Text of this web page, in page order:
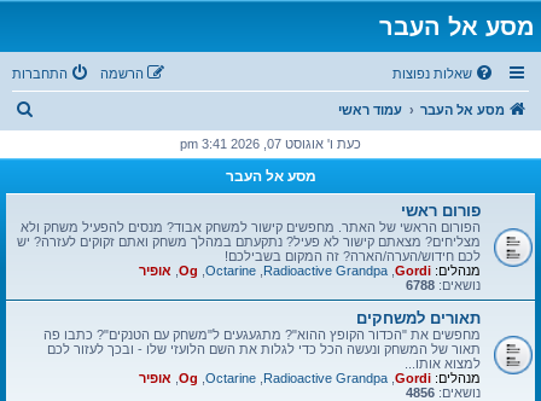
מסע אל העבר
שאלות נפוצות התחברות הרשמה
מסע אל העבר עמוד ראשי
ו
כעת ו' אוגוסט 07, 2026 3:41 pm
מסע אל העבר
פורום ראשי
הפורום הראשי של האתר. מחפשים קישור למשחק אבוד? מנסים להפעיל משחק ולא
מצליחים? מצאתם קישור לא פעיל? נתקעתם במהלך משחק ואתם זקוקים לעזרה? יש
לכם חידוש/הערה/הארה? זה המקום בשבילכם!
מנהלים: Gordi
Radioactive Grandpa
Octarine
Og אופיר
נושאים: 6788
תאורים למשחקים
מחפשים את "הכדור הקופץ ההוא"? מתגעגעים ל"משחק עם הטנקים"? כתבו פה
תאור של המשחק ונעשה הכל כדי לגלות את השם הלועזי שלו - ובכך לעזור לכם
למצוא אותו...
מנהלים: Gordi
Radioactive Grandpa
Octarine
Og אופיר
נושאים: 4856